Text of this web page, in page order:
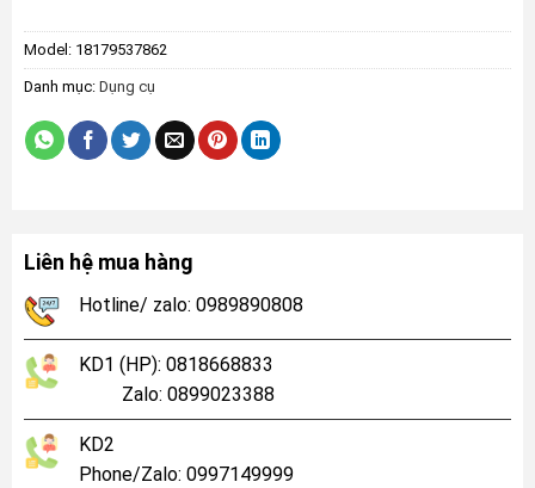
Model: 18179537862
Danh mục: Dụng cụ
Liên hệ mua hàng
Hotline/ zalo: 0989890808
KD1 (HP): 0818668833
Zalo: 0899023388
KD2
Phone/Zalo: 0997149999